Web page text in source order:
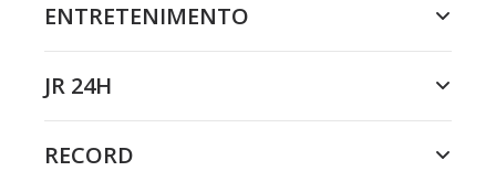
ENTRETENIMENTO
JR 24H
RECORD